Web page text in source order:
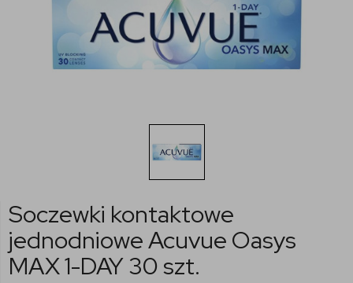
Soczewki kontaktowe
jednodniowe Acuvue Oasys
MAX 1-DAY 30 szt.